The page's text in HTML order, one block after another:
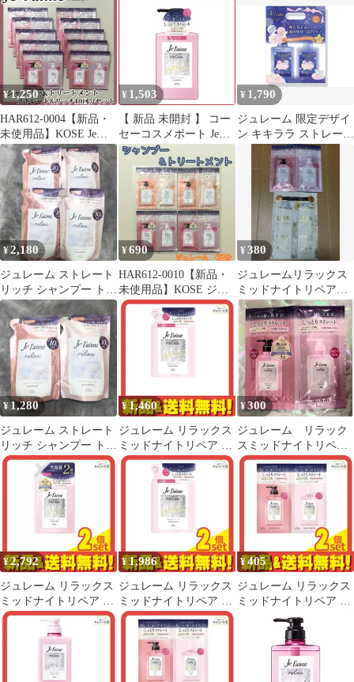
リッチ グロス 各１
レート&リッチ 詰め替
え用 大容量 680mL
¥1,250
HAR612-0004【新品・
未使用品】KOSE Je
l'aime relax シャンプー
＆トリートメント スト
レート＆リッチ 10回分
セット 超しっとり コー
セー ジュレーム ミッド
ナイトリペア ダメージ
補修 うねりコントロー
ル うるおいリペア トラ
イアル
¥ 1,503
【 新品 未開封 】 コー
セーコスメポート Je
l’aime(ジュレーム)リラ
ックス ミッドナイトリ
ペア シャンプー(スト
レート＆リッチ)480mL
未使用 送料無料
¥ 1,790
ジュレーム 限定デザイ
ン キキララ ストレート
&グロス
¥2,180
ジュレーム ストレート
リッチ シャンプー トリ
ートメント ４袋セッ
ト
¥690
HAR612-0010【新品・
未使用品】KOSE ジュ
レーム シャンプー＆ト
リートメント〈つやつ
やストレート＆しっと
りストレート〉2種類ｘ
各2セット 計4回分セッ
ト （ストレート&グロ
ス）（ストレート＆リ
ッチ）リラックス ミッ
ドナイトリペア ダメー
ジ補修
¥380
ジュレームリラックス
ミッドナイトリペア
LUX ルミニークトライ
アルセット
¥1,280
ジュレーム ストレート
リッチ シャンプー トリ
ートメント ストレー
ト&グロス
¥1,460
ジュレーム リラックス
ミッドナイトリペア ト
リートメント SR スト
レート&リッチ 詰め替
え用 340mL
¥300
ジュレーム リラック
スミッドナイトリペア
シャンプー &トリート
メント 試供品
¥2,792
ジュレーム リラックス
ミッドナイトリペア ト
リートメント SR スト
レート&リッチ 詰め替
え用 大容量 680mL 2個
セット まとめ売り
¥1,986
ジュレーム リラックス
ミッドナイトリペア ト
リートメント SR スト
レート&リッチ 詰め替
え用 340mL 2個セット
まとめ売り
¥405
ジュレーム リラックス
ミッドナイトリペア ト
ライアルセット SR ス
トレート&リッチ 1回分
(10mL+10mL) 2個セッ
ト まとめ売り